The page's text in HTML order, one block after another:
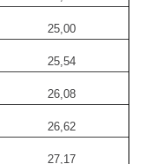
25,00
25,54
26,08
26,62
27,17